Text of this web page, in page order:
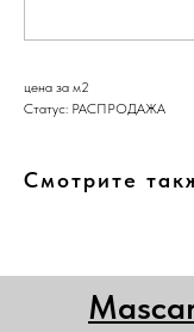
цена за м2
Статус: РАСПРОДАЖА
Смотрите